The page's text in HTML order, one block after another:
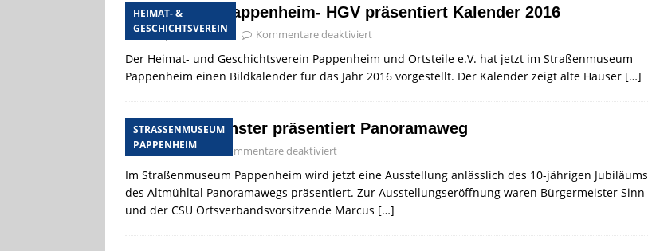
HEIMAT- &
GESCHICHTSVEREIN
Damals in Pappenheim- HGV präsentiert Kalender 2016
25. September 2015 Kommentare deaktiviert
Der Heimat- und Geschichtsverein Pappenheim und Ortsteile e.V. hat jetzt im Straßenmuseum
Pappenheim einen Bildkalender für das Jahr 2016 vorgestellt. Der Kalender zeigt alte Häuser […]
STRASSENMUSEUM P
APPENHEIM
Museumsfenster präsentiert Panoramaweg
22. Mai 2015 Kommentare deaktiviert
Im Straßenmuseum Pappenheim wird jetzt eine Ausstellung anlässlich des 10-jährigen Jubiläums
des Altmühltal Panoramawegs präsentiert. Zur Ausstellungseröffnung waren Bürgermeister Sinn
und der CSU Ortsverbandsvorsitzende Marcus […]